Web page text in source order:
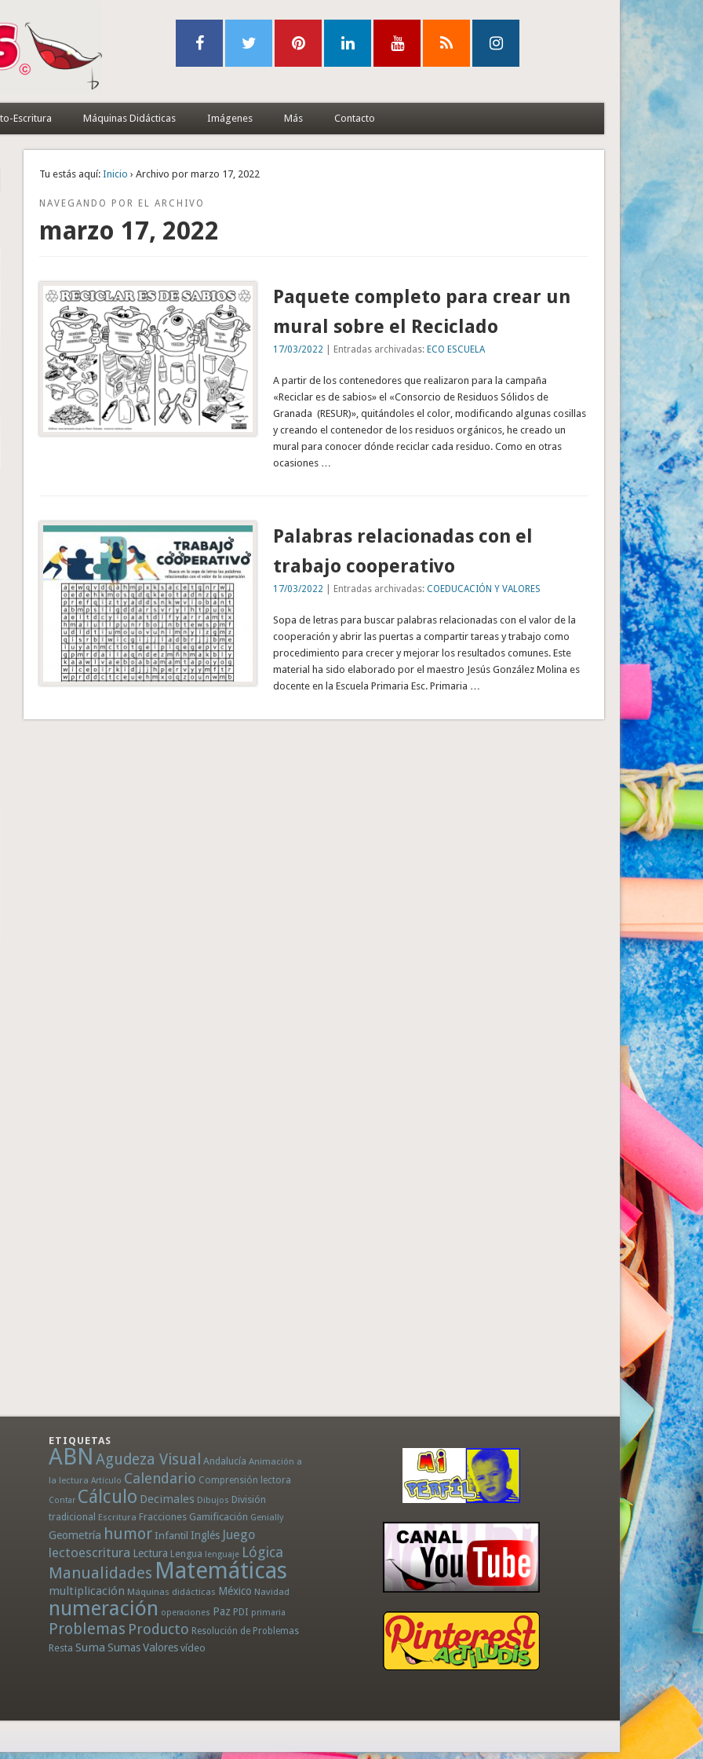
Escritura Máquinas Didácticas Imágenes Más Contacto
Tu estás aquí: Inicio › Archivo por marzo 17, 2022
NAVEGANDO POR EL ARCHIVO
marzo 17, 2022
Paquete completo para crear un
mural sobre el Reciclado
17/03/2022 | Entradas archivadas: ECO ESCUELA
A partir de los contenedores que realizaron para la campaña
«Reciclar es de sabios» el «Consorcio de Residuos Sólidos de
Granada (RESUR)», quitándoles el color, modificando algunas cosillas
y creando el contenedor de los residuos orgánicos, he creado un
mural para conocer dónde reciclar cada residuo. Como en otras
ocasiones …
Palabras relacionadas con el
trabajo cooperativo
17/03/2022 | Entradas archivadas: COEDUCACIÓN Y VALORES
Sopa de letras para buscar palabras relacionadas con el valor de la
cooperación y abrir las puertas a compartir tareas y trabajo como
procedimiento para crecer y mejorar los resultados comunes. Este
material ha sido elaborado por el maestro Jesús González Molina es
docente en la Escuela Primaria Esc. Primaria …
ETIQUETAS
ABN Agudeza Visual Andalucía Animación a
la lectura Artículo Calendario Comprensión lectora
Contar Cálculo Decimales Dibujos División
tradicional Escritura Fracciones Gamificación Genially
Geometría humor Infantil Inglés Juego
lectoescritura Lectura Lengua lenguaje Lógica
Manualidades Matemáticas
multiplicación Máquinas didácticas México Navidad
numeración operaciones Paz PDI primaria
Problemas Producto Resolución de Problemas
Resta Suma SumasValores vídeo